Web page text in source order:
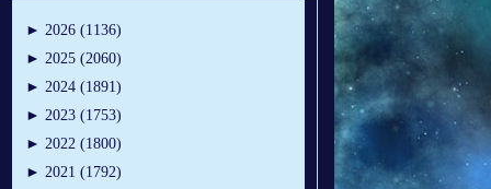
► 2026 (1136)
► 2025 (2060)
► 2024 (1891)
► 2023 (1753)
► 2022 (1800)
► 2021 (1792)